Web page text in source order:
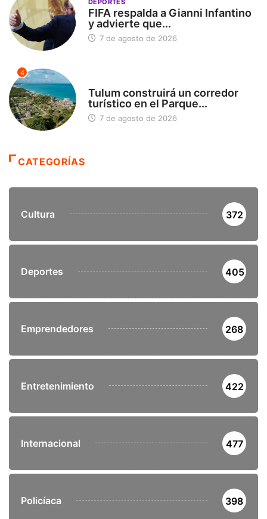
DEPORTES
FIFA respalda a Gianni Infantino
y advierte que...
7 de agosto de 2026
4
Tulum construirá un corredor
turístico en el Parque...
7 de agosto de 2026
CATEGORÍAS
Cultura 372
Deportes 405
Emprendedores 268
Entretenimiento 422
Internacional 477
Policíaca 398